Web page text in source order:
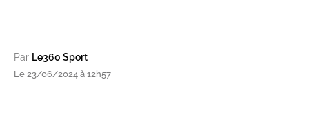
Par Le360 Sport
Le 23/06/2024 à 12h57